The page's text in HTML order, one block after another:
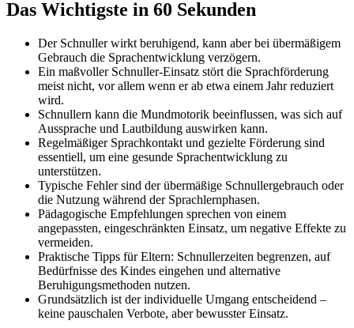
Das Wichtigste in 60 Sekunden
Der Schnuller wirkt beruhigend, kann aber bei übermäßigem
Gebrauch die Sprachentwicklung verzögern.
Ein maßvoller Schnuller-Einsatz stört die Sprachförderung
meist nicht, vor allem wenn er ab etwa einem Jahr reduziert
wird.
Schnullern kann die Mundmotorik beeinflussen, was sich auf
Aussprache und Lautbildung auswirken kann.
Regelmäßiger Sprachkontakt und gezielte Förderung sind
essentiell, um eine gesunde Sprachentwicklung zu
unterstützen.
Typische Fehler sind der übermäßige Schnullergebrauch oder
die Nutzung während der Sprachlernphasen.
Pädagogische Empfehlungen sprechen von einem
angepassten, eingeschränkten Einsatz, um negative Effekte zu
vermeiden.
Praktische Tipps für Eltern: Schnullerzeiten begrenzen, auf
Bedürfnisse des Kindes eingehen und alternative
Beruhigungsmethoden nutzen.
Grundsätzlich ist der individuelle Umgang entscheidend –
keine pauschalen Verbote, aber bewusster Einsatz.